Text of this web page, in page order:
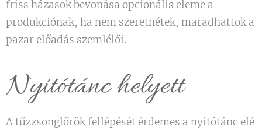
friss házasok bevonása opcionális eleme a
produkciónak, ha nem szeretnétek, maradhattok a
pazar előadás szemlélői.
Nyitótánc helyett
A tűzzsonglőrök fellépését érdemes a nyitótánc elé